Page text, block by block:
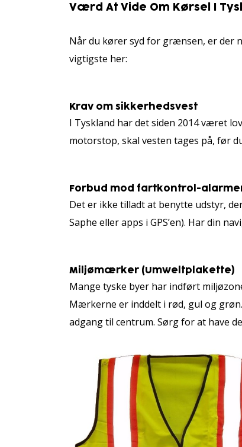
Værd At Vide Om Kørsel I
Når du kører syd for grænsen, er der
vigtigste her:
Krav om sikkerhedsvest
I Tyskland har det siden 2014 været
motorstop, skal vesten tages på, før
Forbud mod fartkontrol-
Det er ikke tilladt at benytte udstyr,
Saphe eller apps i GPS’en). Har din
Miljømærker (Umweltplakette)
Mange tyske byer har indført
Mærkerne er inddelt i rød, gul og
adgang til centrum. Sørg for at have